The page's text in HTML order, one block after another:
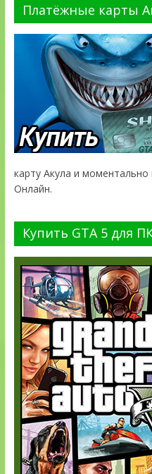
Платёжные карты
карту Акула и
Онлайн.
Купить GTA 5 для